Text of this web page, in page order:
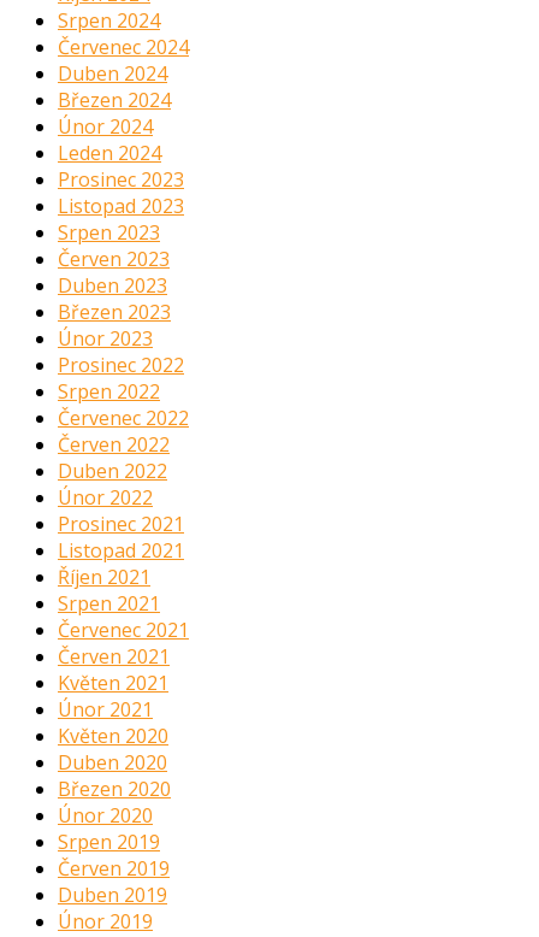
Srpen 2024
Červenec 2024
Duben 2024
Březen 2024
Únor 2024
Leden 2024
Prosinec 2023
Listopad 2023
Srpen 2023
Červen 2023
Duben 2023
Březen 2023
Únor 2023
Prosinec 2022
Srpen 2022
Červenec 2022
Červen 2022
Duben 2022
Únor 2022
Prosinec 2021
Listopad 2021
Říjen 2021
Srpen 2021
Červenec 2021
Červen 2021
Květen 2021
Únor 2021
Květen 2020
Duben 2020
Březen 2020
Únor 2020
Srpen 2019
Červen 2019
Duben 2019
Únor 2019